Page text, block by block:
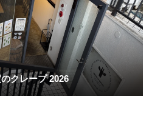
クレープ 2026